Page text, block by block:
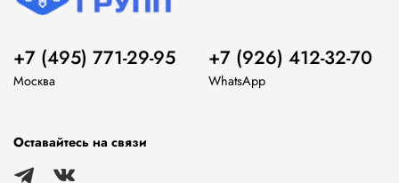
+7 (495) 771-29-95
Москва
+7 (926) 412-32-70
WhatsApp
Оставайтесь на связи